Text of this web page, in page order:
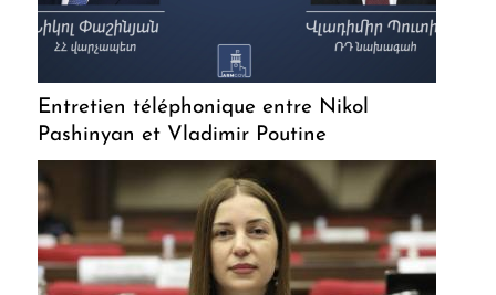
Entretien téléphonique entre Nikol
Pashinyan et Vladimir Poutine